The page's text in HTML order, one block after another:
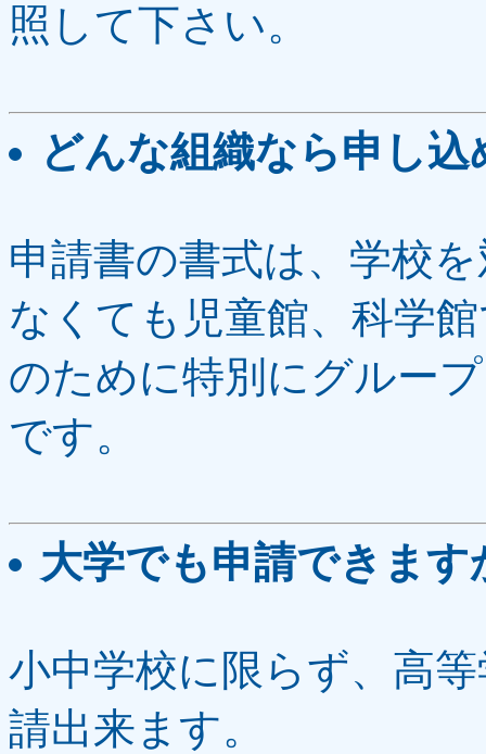
照して下さい。
どんな組織なら申し
申請書の書式は、学校
なくても児童館、科学
のために特別にグルー
です。
大学でも申請できます
小中学校に限らず、高
請出来ます。